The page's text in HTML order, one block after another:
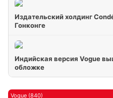
Издательский холдинг
Гонконге
Индийская версия Vogue
обложке
Vogue (840)